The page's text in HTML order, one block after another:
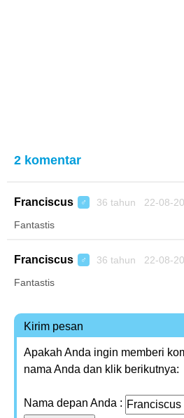
2 komentar
Franciscus ♂ 36 tahun 22-08-
Fantastis
Franciscus ♂ 36 tahun 22-08-
Fantastis
Kirim pesan
Apakah Anda ingin memberi
nama Anda dan klik berikutnya:
Nama depan Anda :